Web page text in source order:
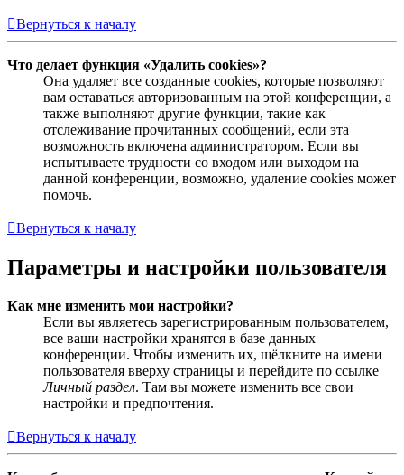
Вернуться к началу
Что делает функция «Удалить cookies»?
Она удаляет все созданные cookies, которые позволяют
вам оставаться авторизованным на этой конференции, а
также выполняют другие функции, такие как
отслеживание прочитанных сообщений, если эта
возможность включена администратором. Если вы
испытываете трудности со входом или выходом на
данной конференции, возможно, удаление cookies может
помочь.
Вернуться к началу
Параметры и настройки пользователя
Как мне изменить мои настройки?
Если вы являетесь зарегистрированным пользователем,
все ваши настройки хранятся в базе данных
конференции. Чтобы изменить их, щёлкните на имени
пользователя вверху страницы и перейдите по ссылке
Личный раздел. Там вы можете изменить все свои
настройки и предпочтения.
Вернуться к началу